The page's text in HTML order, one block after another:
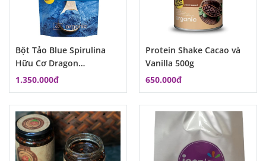
Bột Tảo Blue Spirulina
Hữu Cơ Dragon
Superfoods 75g MSP:
1.350.000đ
Protein Shake Cacao và
Vanilla 500g
650.000đ